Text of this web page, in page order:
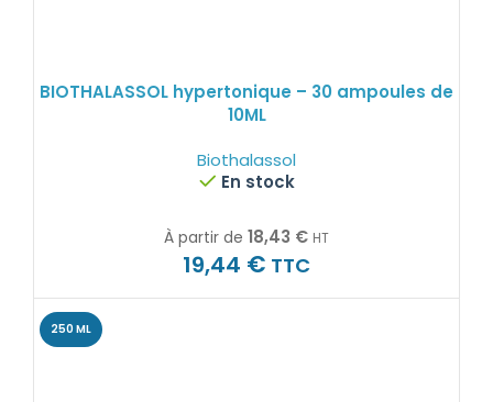
BIOTHALASSOL hypertonique – 30 ampoules de
10ML
Biothalassol
En stock
À partir de 18,43 € HT
19,44 € TTC
250 ML